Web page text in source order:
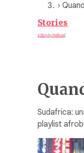
›
Stories
A blog by WeRoad
Sudafrica:
playlist